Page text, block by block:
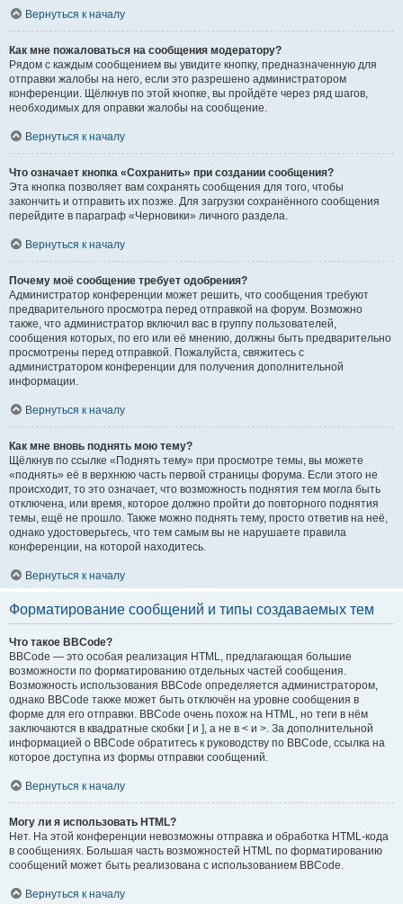
Вернуться к началу
Как мне пожаловаться на сообщения модератору?
Рядом с каждым сообщением вы увидите кнопку, предназначенную для
отправки жалобы на него, если это разрешено администратором
конференции. Щёлкнув по этой кнопке, вы пройдёте через ряд шагов,
необходимых для оправки жалобы на сообщение.
Вернуться к началу
Что означает кнопка «Сохранить» при создании сообщения?
Эта кнопка позволяет вам сохранять сообщения для того, чтобы
закончить и отправить их позже. Для загрузки сохранённого сообщения
перейдите в параграф «Черновики» личного раздела.
Вернуться к началу
Почему моё сообщение требует одобрения?
Администратор конференции может решить, что сообщения требуют
предварительного просмотра перед отправкой на форум. Возможно
также, что администратор включил вас в группу пользователей,
сообщения которых, по его или её мнению, должны быть предварительно
просмотрены перед отправкой. Пожалуйста, свяжитесь с
администратором конференции для получения дополнительной
информации.
Вернуться к началу
Как мне вновь поднять мою тему?
Щёлкнув по ссылке «Поднять тему» при просмотре темы, вы можете
«поднять» её в верхнюю часть первой страницы форума. Если этого не
происходит, то это означает, что возможность поднятия тем могла быть
отключена, или время, которое должно пройти до повторного поднятия
темы, ещё не прошло. Также можно поднять тему, просто ответив на неё,
однако удостоверьтесь, что тем самым вы не нарушаете правила
конференции, на которой находитесь.
Вернуться к началу
Форматирование сообщений и типы создаваемых тем
Что такое BBCode?
BBCode — это особая реализация HTML, предлагающая большие
возможности по форматированию отдельных частей сообщения.
Возможность использования BBCode определяется администратором,
однако BBCode также может быть отключён на уровне сообщения в
форме для его отправки. BBCode очень похож на HTML, но теги в нём
заключаются в квадратные скобки [ и ], а не в < и >. За дополнительной
информацией о BBCode обратитесь к руководству по BBCode, ссылка на
которое доступна из формы отправки сообщений.
Вернуться к началу
Могу ли я использовать HTML?
Нет. На этой конференции невозможны отправка и обработка HTML-кода
в сообщениях. Большая часть возможностей HTML по форматированию
сообщений может быть реализована с использованием BBCode.
Вернуться к началу